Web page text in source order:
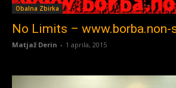
Obalna Zbirka
No Limits – www.borba.non-
Matjaž Derin - 1 aprila, 2015